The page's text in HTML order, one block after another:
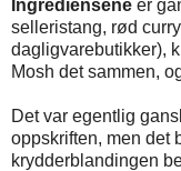
Ingrediensene er
selleristang, rød
dagligvarebutikker),
Mosh det sammen,
Det var egentlig
oppskriften, men det
krydderblandingen